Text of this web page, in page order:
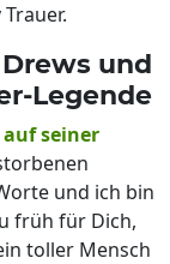
und
Legende
seiner
und ich bin
früh für Dich,
toller Mensch